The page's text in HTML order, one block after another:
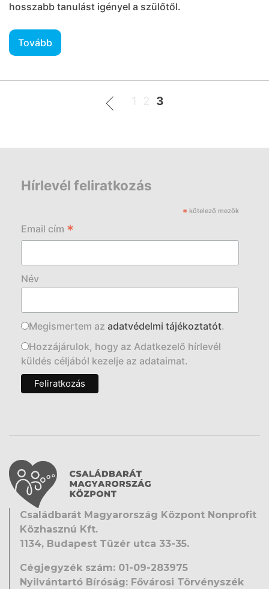
hosszabb tanulást igényel a szülőtől.
Tovább
1 2 3
Hírlevél feliratkozás
* kötelező mezők
Email cím *
Név
Megismertem az adatvédelmi tájékoztatót.
Hozzájárulok, hogy az Adatkezelő hírlevél
küldés céljából kezelje az adataimat.
Családbarát Magyarország Központ Nonprofit
Közhasznú Kft.
1134, Budapest Tüzér utca 33-35.
Cégjegyzék szám: 01-09-283975
Nyilvántartó Bíróság: Fővárosi Törvényszék